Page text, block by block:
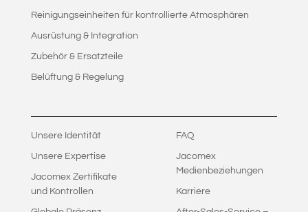
Reinigungseinheiten für kontrollierte Atmosphären
Ausrüstung & Integration
Zubehör & Ersatzteile
Belüftung & Regelung
Unsere Identität
Unsere Expertise
Jacomex Zertifikate
und Kontrollen
FAQ
Jacomex
Medienbeziehungen
Karriere